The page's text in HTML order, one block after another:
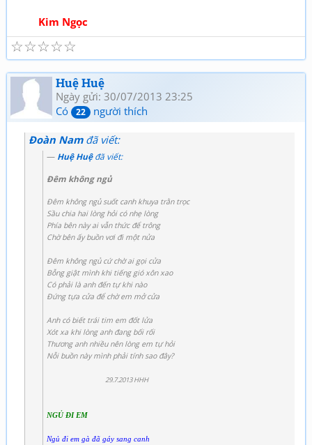
Kim Ngọc
☆
☆
☆
☆
☆
Huệ Huệ
Ngày gửi: 30/07/2013 23:25
Có
22 người thích
Đoàn Namđã viết:
Huệ Huệđã viết:
Đêm không ngủ
Đêm không ngủ suốt canh khuya trằn trọc
Sầu chia hai lòng hỏi có nhẹ lòng
Phía bên này ai vẫn thức để trông
Chờ bên ấy buồn vơi đi một nửa
Đêm không ngủ cứ chờ ai gọi cửa
Bỗng giật mình khi tiếng gió xôn xao
Có phải là anh đến tự khi nào
Đứng tựa cửa để chờ em mở cửa
Anh có biết trái tim em đốt lửa
Xót xa khi lòng anh đang bối rối
Thương anh nhiều nên lòng em tự hỏi
Nỗi buồn này mình phải tính sao đây?
29.7.2013 HHH
NGỦ ĐI EM
Ngủ đi em gà đã gáy sang canh